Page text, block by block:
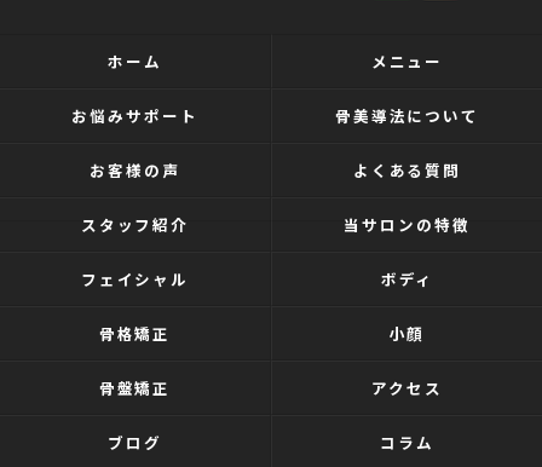
ホーム メニュー
お悩みサポート 骨美導法について
お客様の声 よくある質問
スタッフ紹介 当サロンの特徴
フェイシャル ボディ
骨格矯正 小顔
骨盤矯正 アクセス
ブログ コラム